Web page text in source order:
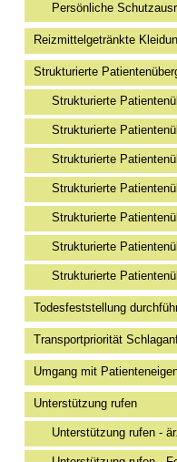
Persönliche
Reizmittelgetränkte
Strukturierte
Strukturierte
Strukturierte
Strukturierte
Strukturierte
Strukturierte
Strukturierte
Strukturierte
Todesfeststellung
Transportpriorität
Umgang mit
Unterstützung rufen
Unterstützung rufen -